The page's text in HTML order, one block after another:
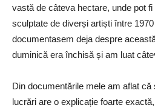
vastă de câteva hectare, unde pot
sculptate de diverși artiști între
documentasem deja despre
duminică era închisă și am luat
Din documentările mele am aflat că
lucrări are o explicație foarte